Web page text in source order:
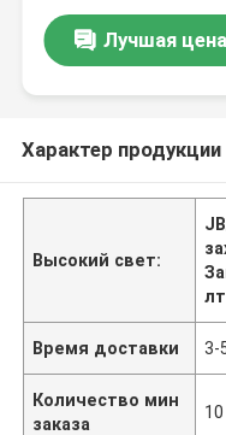
Лучшая цена
Характер продукции
Высокий свет:
Время доставки 3-
Количество мин
заказа